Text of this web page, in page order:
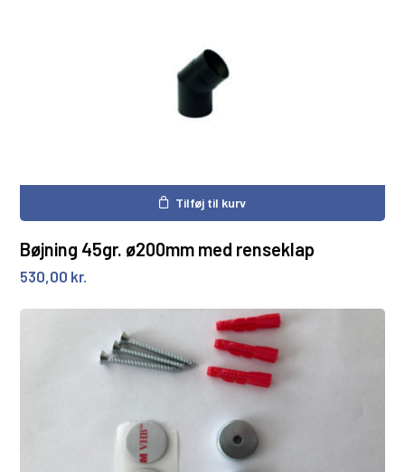
Gå til shoppen
Tilføj til kurv
Bøjning 45gr. ø200mm med renseklap
530,00 kr.